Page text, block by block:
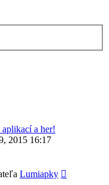
a her!
2015 16:17
Lumiapky